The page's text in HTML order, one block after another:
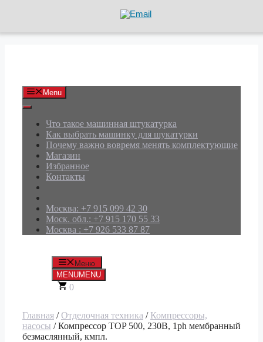
Menu
Что такое машинная штукатурка
Как выбрать машинку для шукатурки
Почему важно вовремя менять комплектующие
Магазин
Избранное
Контакты
Москва: +7 915 099 42 30
Моск. обл.: +7 915 170 55 33
Москва : +7 926 533 87 87
Меню
MENUMENU
0
Главная /Отделочная техника / Компрессоры,
насосы / Компрессор TOP 500, 230В, 1ph мембранный
безмаслянный, кмпл.